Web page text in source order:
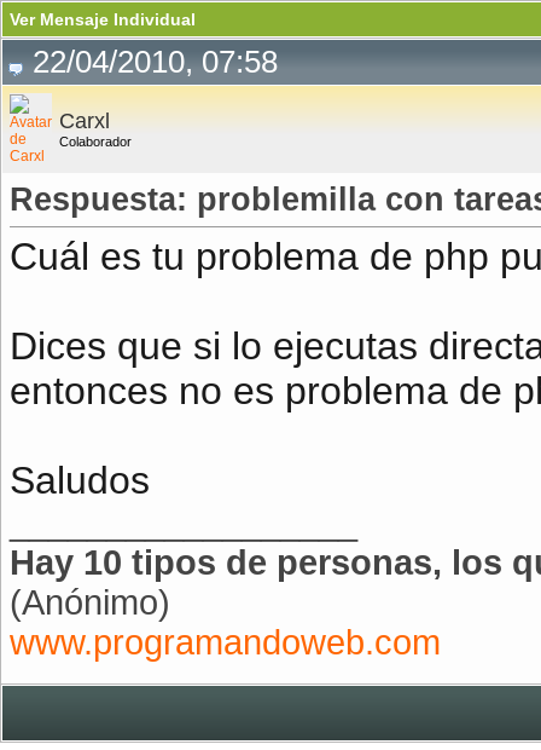
Ver Mensaje Individual
22/04/2010, 07:58
Carxl
Colaborador
Respuesta: problemilla con
Cuál es tu problema de php
Dices que si lo ejecutas
entonces no es problema de
Saludos
Hay 10 tipos de personas, los
(Anónimo)
www.programandoweb.com